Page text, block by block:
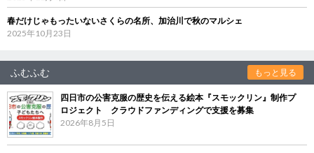
春だけじゃもったいないさくらの名所、加治川で秋のマルシェ
2025年10月23日
ふむふむ もっと見る
四日市の公害克服の歴史を伝える絵本『スモックリン』制作プ
ロジェクト クラウドファンディングで支援を募集
2026年8月5日